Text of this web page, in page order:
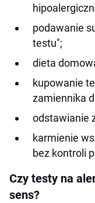
podawanie
testu";
dieta
kupowanie
zamiennika
odstawianie
karmienie
bez kontroli
Czy testy na
sens?